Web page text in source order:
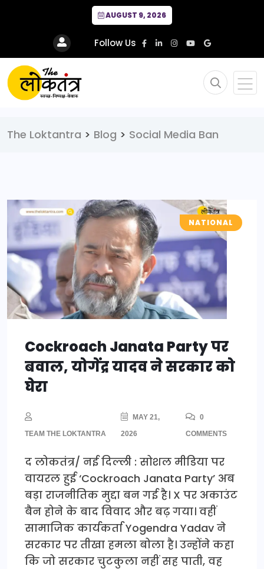
AUGUST 9, 2026
Follow Us
The Loktantra > Blog > Social Media Ban
NATIONAL
Cockroach Janata Party पर
बवाल, योगेंद्र यादव ने सरकार को
घेरा
TEAM THE LOKTANTRA
MAY 21,
2026
0
COMMENTS
द लोकतंत्र/ नई दिल्ली : सोशल मीडिया पर
वायरल हुई ‘Cockroach Janata Party’ अब
बड़ा राजनीतिक मुद्दा बन गई है। X पर अकाउंट
बैन होने के बाद विवाद और बढ़ गया। वहीं
सामाजिक कार्यकर्ता Yogendra Yadav ने
सरकार पर तीखा हमला बोला है। उन्होंने कहा
कि जो सरकार चुटकुला नहीं सह पाती, वह